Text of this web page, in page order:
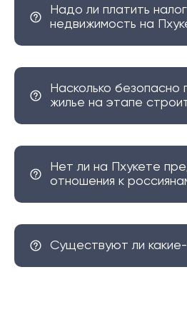
этом близость к городским
Самет Нангше представляет
Надо ли платить
недвижимость на
Насколько безопасно
жилье на этапе
Нет ли на Пхукете
отношения к
Существуют ли